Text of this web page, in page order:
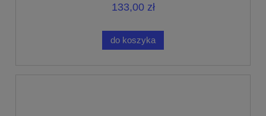
133,00 zł
do koszyka